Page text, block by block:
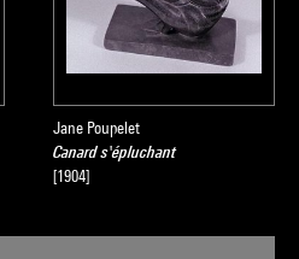
Jane Poupelet
Canard s'épluchant
[1904]